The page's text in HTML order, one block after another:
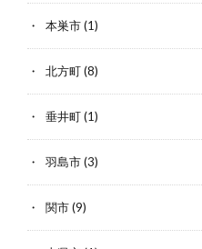
本巣市(1)
北方町(8)
垂井町(1)
羽島市(3)
関市(9)